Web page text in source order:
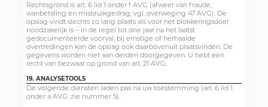
Rechtsgrond is art. 6 lid 1 onder f AVG (afweer van fraude,
wanbetaling en misbruikgedrag; vgl. overweging 47 AVG). De
opslag vindt slechts zo lang plaats als voor het blokkeringsdoel
noodzakelijk is – in de regel tot drie jaar na het laatst
gedocumenteerde voorval, bij ernstige of herhaalde
overtredingen kan de opslag ook daarbovenuit plaatsvinden. De
gegevens worden niet aan derden doorgegeven. U hebt een
recht van bezwaar op grond van art. 21 AVG.
19. ANALYSETOOLS
De volgende diensten laden pas na uw toestemming (art. 6 lid 1
onder a AVG; zie nummer 5).